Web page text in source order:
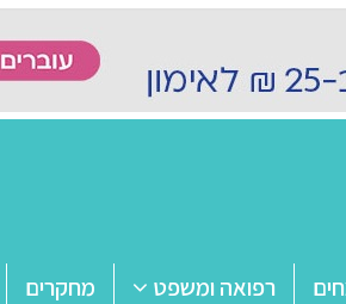
רפואה ומשפט מחקרים